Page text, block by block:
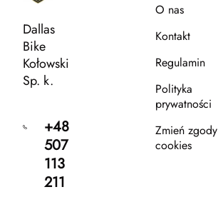
Dallas
Bike
Kołowski
Sp. k.
+48
507
113
211
O nas
Kontakt
Regulamin
Polityka
prywatności
Zmień zgody
cookies